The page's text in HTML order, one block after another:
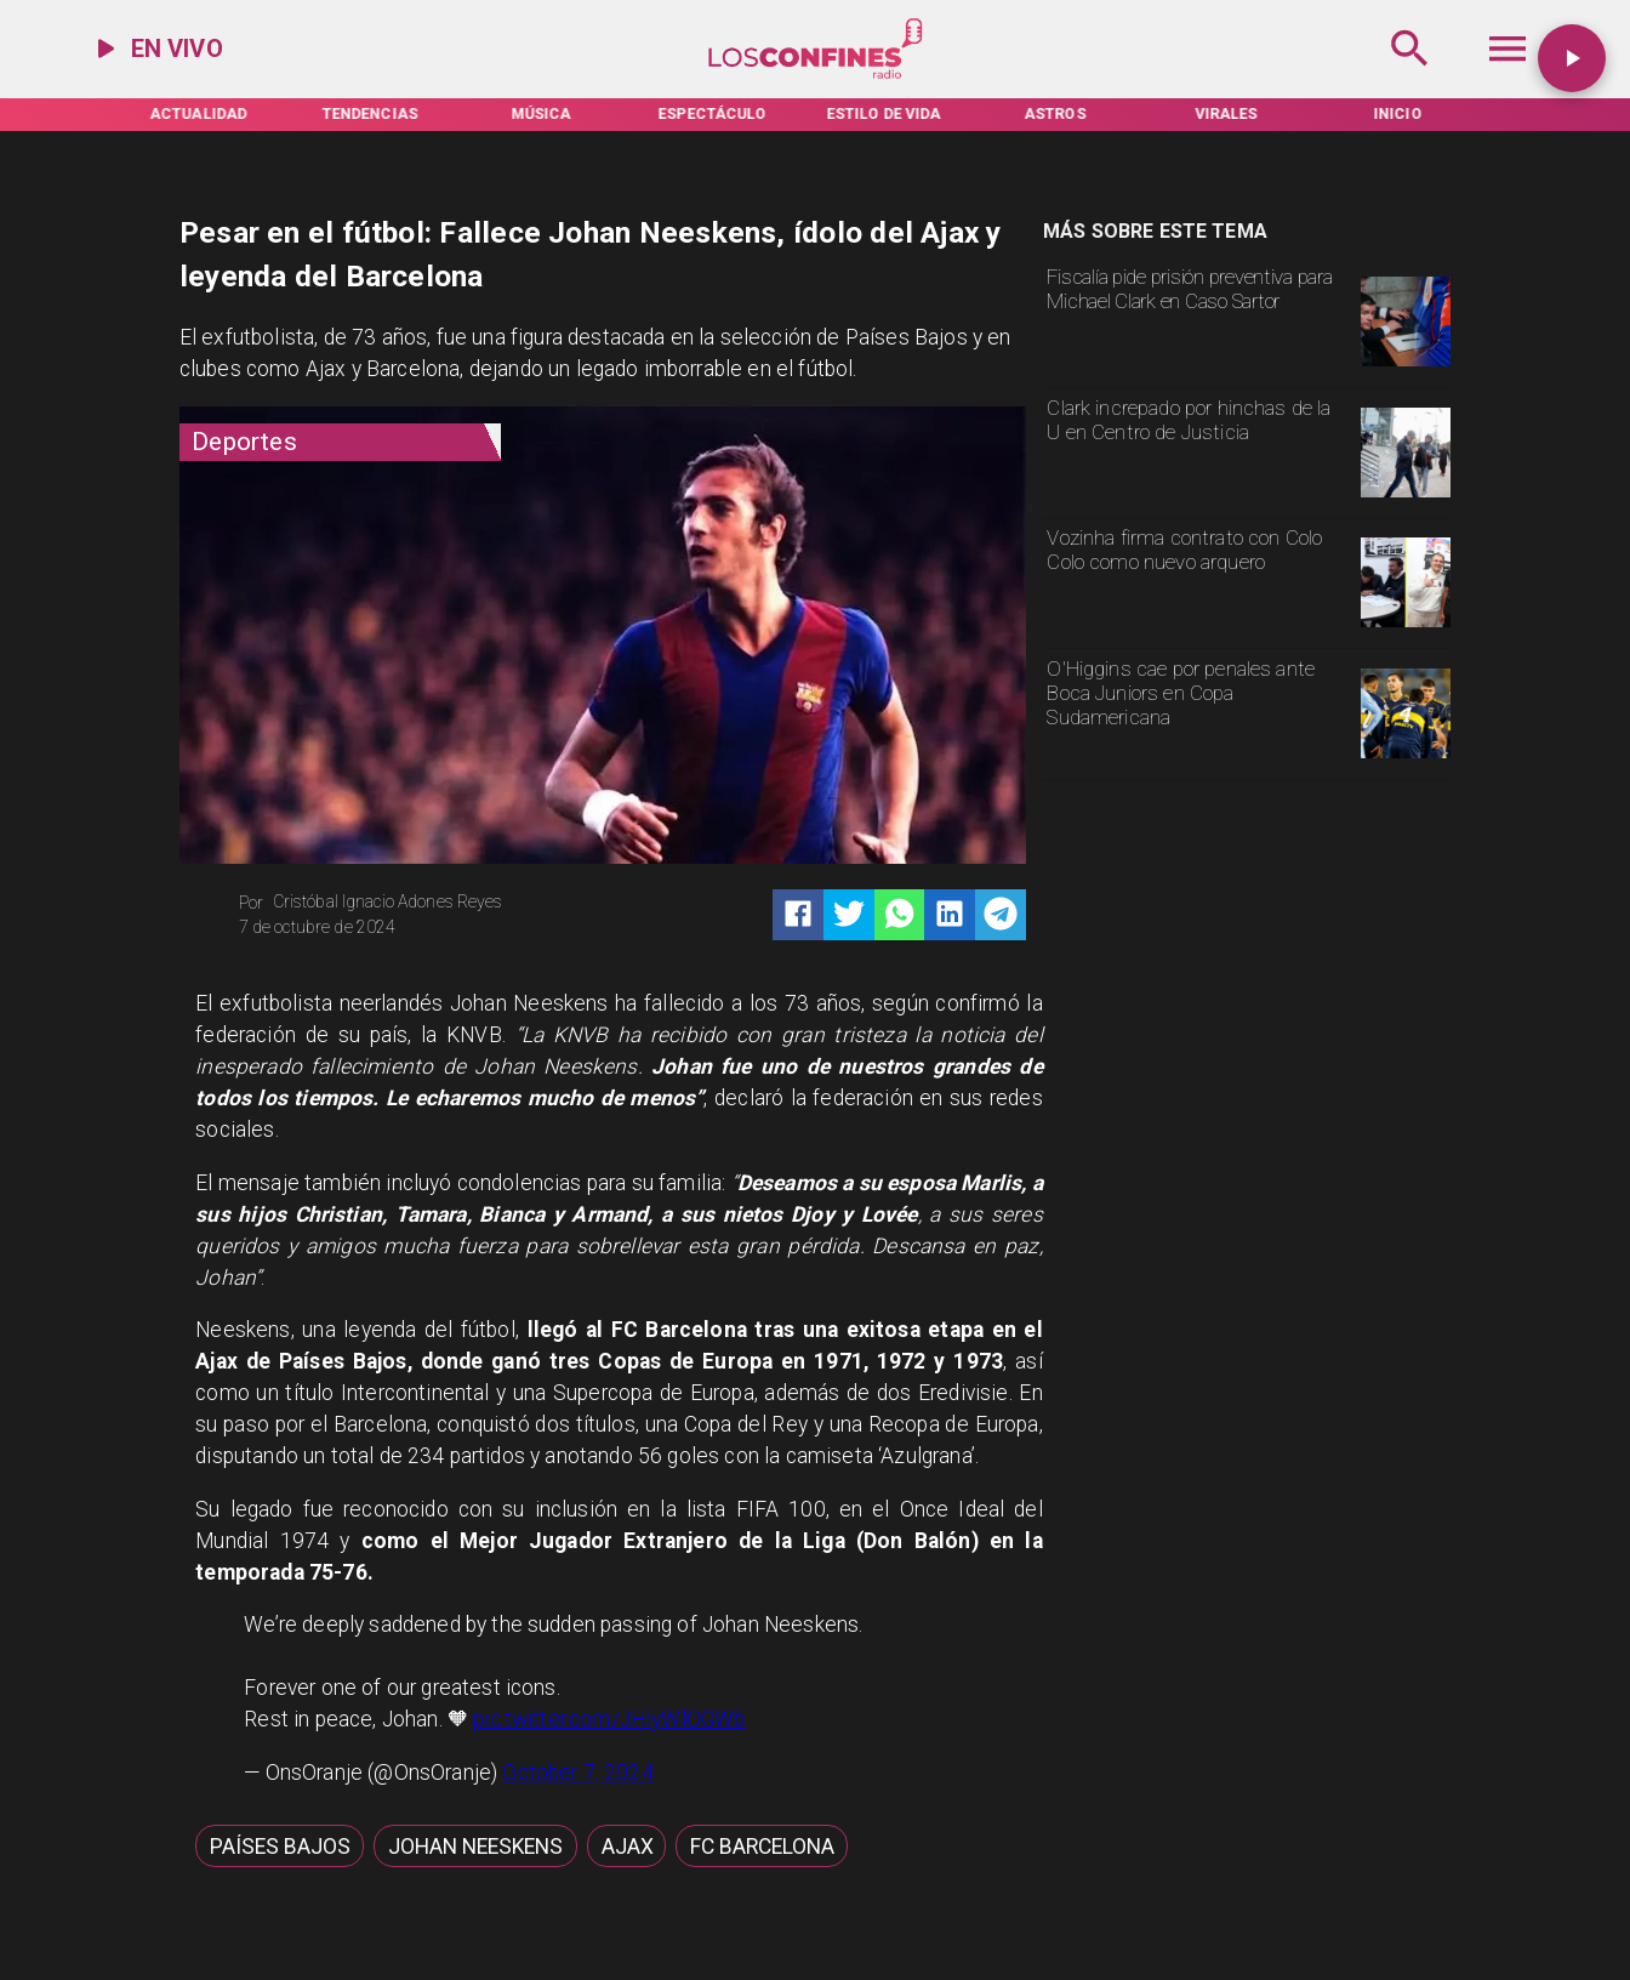
EN VIVO
ACTUALIDAD TENDENCIAS MÚSICA ESPECTÁCULO ESTILO DE VIDA ASTROS VIRALES INICIO
Deportes
Cristóbal Ignacio Adones Reyes
Por
7 de octubre de 2024
Fiscalía pide prisión preventiva para
Michael Clark en Caso Sartor
Clark increpado por hinchas de la
U en Centro de Justicia
Vozinha firma contrato con Colo
Colo como nuevo arquero
O'Higgins cae por penales ante
Boca Juniors en Copa
Sudamericana
MÁS SOBRE ESTE TEMA
Pesar en el fútbol: Fallece Johan Neeskens, ídolo del Ajax y
leyenda del Barcelona
​El exfutbolista, de 73 años, fue una figura destacada en la selección de Países Bajos y en
clubes como Ajax y Barcelona, dejando un legado imborrable en el fútbol.
El exfutbolista neerlandés Johan Neeskens ha fallecido a los 73 años, según confirmó la
federación de su país, la KNVB. “La KNVB ha recibido con gran tristeza la noticia del
inesperado fallecimiento de Johan Neeskens. Johan fue uno de nuestros grandes de
todos los tiempos. Le echaremos mucho de menos”, declaró la federación en sus redes
sociales.
El mensaje también incluyó condolencias para su familia: “Deseamos a su esposa Marlis, a
sus hijos Christian, Tamara, Bianca y Armand, a sus nietos Djoy y Lovée, a sus seres
queridos y amigos mucha fuerza para sobrellevar esta gran pérdida. Descansa en paz,
Johan”.
Neeskens, una leyenda del fútbol,
llegó al FC Barcelona tras una exitosa etapa en el
Ajax de Países Bajos, donde ganó tres Copas de Europa en 1971, 1972 y 1973, así
como un título Intercontinental y una Supercopa de Europa, además de dos Eredivisie. En
su paso por el Barcelona, conquistó dos títulos, una Copa del Rey y una Recopa de Europa,
disputando un total de 234 partidos y anotando 56 goles con la camiseta ‘Azulgrana’.
Su legado fue reconocido con su inclusión en la lista FIFA 100, en el Once Ideal del
Mundial 1974 y como el Mejor Jugador Extranjero de la Liga (Don Balón) en la
temporada 75-76.
We’re deeply saddened by the sudden passing of Johan Neeskens.
Forever one of our greatest icons.
Rest in peace, Johan. 🧡pic.twitter.com/JHlyWlOGWb
— OnsOranje (@OnsOranje) October 7, 2024
PAÍSES BAJOS JOHAN NEESKENS AJAX FC BARCELONA